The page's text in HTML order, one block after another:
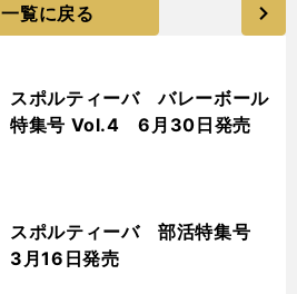
一覧に戻る
スポルティーバ バレーボール
特集号 Vol.4 6月30日発売
スポルティーバ 部活特集号
3月16日発売